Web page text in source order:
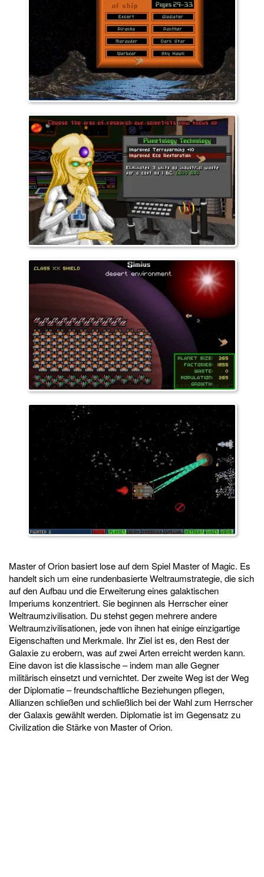
Master of Orion basiert lose auf dem Spiel Master of Magic. Es
handelt sich um eine rundenbasierte Weltraumstrategie, die sich
auf den Aufbau und die Erweiterung eines galaktischen
Imperiums konzentriert. Sie beginnen als Herrscher einer
Weltraumzivilisation. Du stehst gegen mehrere andere
Weltraumzivilisationen, jede von ihnen hat einige einzigartige
Eigenschaften und Merkmale. Ihr Ziel ist es, den Rest der
Galaxie zu erobern, was auf zwei Arten erreicht werden kann.
Eine davon ist die klassische – indem man alle Gegner
militärisch einsetzt und vernichtet. Der zweite Weg ist der Weg
der Diplomatie – freundschaftliche Beziehungen pflegen,
Allianzen schließen und schließlich bei der Wahl zum Herrscher
der Galaxis gewählt werden. Diplomatie ist im Gegensatz zu
Civilization die Stärke von Master of Orion.